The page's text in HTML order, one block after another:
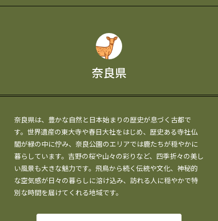
奈良県
奈良県は、豊かな自然と日本始まりの歴史が息づく古都で
す。世界遺産の東大寺や春日大社をはじめ、歴史ある寺社仏
閣が緑の中に佇み、奈良公園のエリアでは鹿たちが穏やかに
暮らしています。吉野の桜や山々の彩りなど、四季折々の美し
い風景も大きな魅力です。飛鳥から続く伝統や文化、神秘的
な空気感が日々の暮らしに溶け込み、訪れる人に穏やかで特
別な時間を届けてくれる地域です。